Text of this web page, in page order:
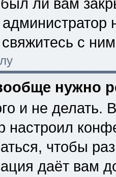
ли вам
с
нужно
и не делать.
настроил
чтобы
даёт вам